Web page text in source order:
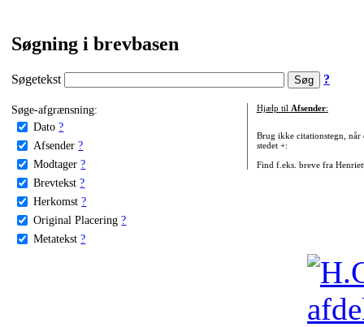
Søgning i brevbasen
Søgetekst ?
Søge-afgrænsning:
Dato ?
Afsender ?
Modtager ?
Brevtekst ?
Herkomst ?
Original Placering ?
Metatekst ?
Hjælp til Afsender:
Brug ikke citationstegn, når
stedet +:
Find f.eks. breve fra